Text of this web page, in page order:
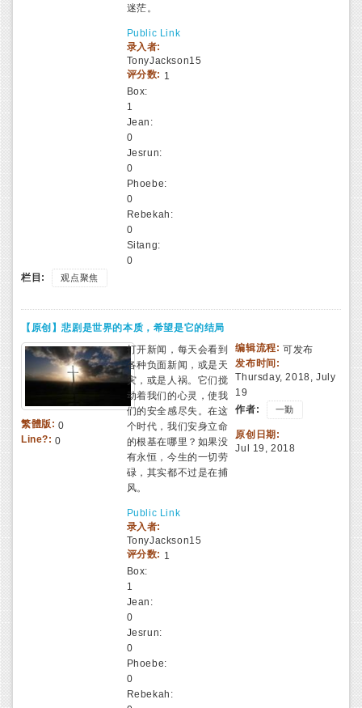
迷茫。
Public Link
录入者:
TonyJackson15
评分数: 1
Box:
1
Jean:
0
Jesrun:
0
Phoebe:
0
Rebekah:
0
Sitang:
0
栏目: 观点聚焦
【原创】悲剧是世界的本质，希望是它的结局
繁體版: 0
Line?:0
打开新闻，每天会看到
各种负面新闻，或是天
灾，或是人祸。它们搅
动着我们的心灵，使我
们的安全感尽失。在这
个时代，我们安身立命
的根基在哪里？如果没
有永恒，今生的一切劳
碌，其实都不过是在捕
风。
Public Link
录入者:
TonyJackson15
评分数: 1
Box:
1
Jean:
0
Jesrun:
0
Phoebe:
0
Rebekah:
编辑流程: 可发布
发布时间:
Thursday, 2018, July
19
作者:
一勤
原创日期:
Jul 19, 2018